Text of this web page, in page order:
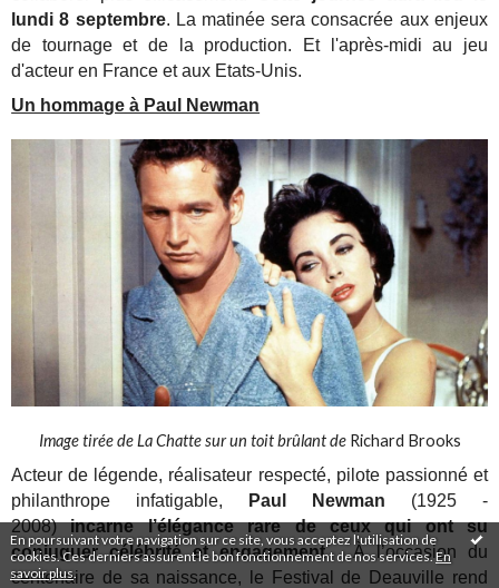
En poursuivant votre navigation sur ce site, vous acceptez l'utilisation de
cookies. Ces derniers assurent le bon fonctionnement de nos services.En
savoir plus.
lundi 8 septembre. La matinée sera consacrée aux enjeux
de tournage et de la production. Et l'après-midi au jeu
d'acteur en France et aux Etats-Unis.
Un hommage à Paul Newman
Image tirée de La Chatte sur un toit brûlant de Richard Brooks
Acteur de légende, réalisateur respecté, pilote passionné et
philanthrope infatigable,
Paul Newman (1925 -
2008)incarne l’élégance rare de ceux qui ont su
conjuguer célébrité et engagement. À l’occasion du
centenaire de sa naissance, le Festival de Deauville rend